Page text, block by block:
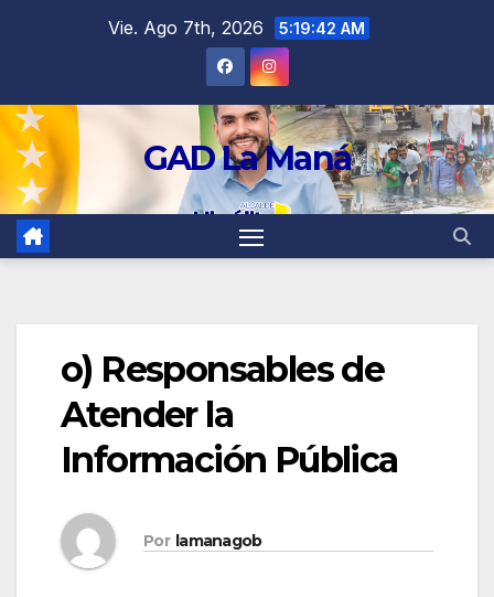
Vie. Ago 7th, 2026 5:19:42 AM
GAD La Maná
o) Responsables de
Atender la
Información Pública
Por lamanagob